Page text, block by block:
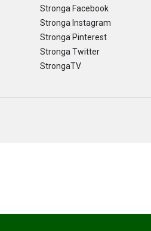
Stronga Facebook
Stronga Instagram
Stronga Pinterest
Stronga Twitter
StrongaTV